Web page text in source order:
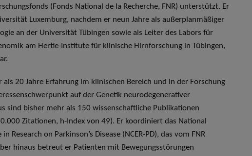
(Fonds National de la Recherche, FNR) unterstützt. Er
Luxemburg, nachdem er neun Jahre als außerplanmäßiger
an der Universität Tübingen sowie als Leiter des Labors für
am Hertie-Institute für klinische Hirnforschung in Tübingen,
als 20 Jahre Erfahrung im klinischen Bereich und in der Forschung
auf der Genetik neurodegenerativer
sind bisher mehr als 150 wissenschaftliche Publikationen
Zitationen, h-Index von 49). Er koordiniert das National
Research on Parkinson’s Disease (NCER-PD), das vom FNR
hinaus betreut er Patienten mit Bewegungsstörungen